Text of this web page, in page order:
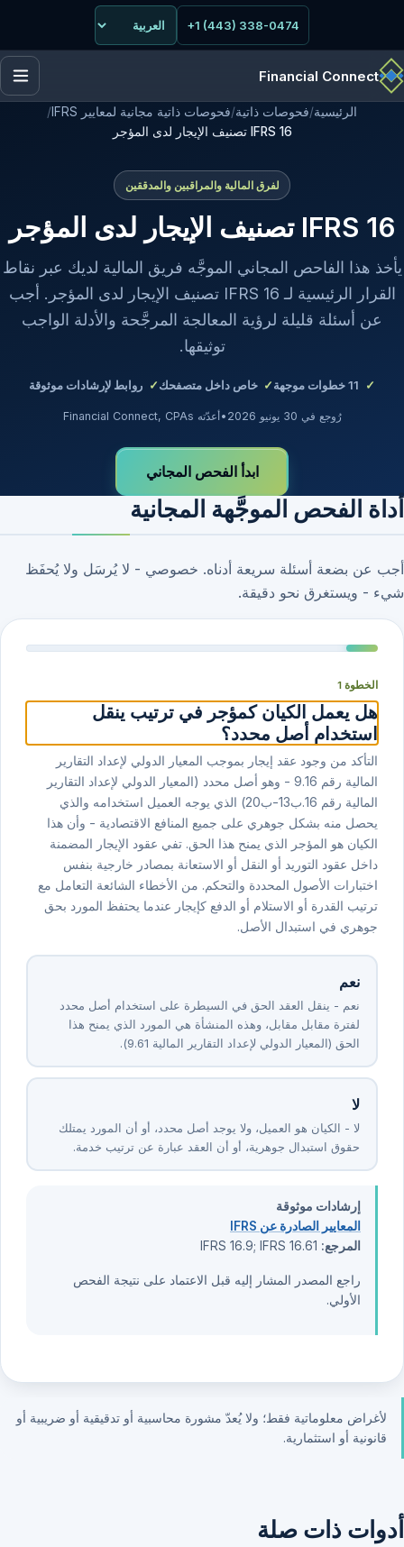
+1 (443) 338-0474
Financial Connect
الرئيسية/فحوصات ذاتية/فحوصات ذاتية مجانية لمعايير IFRS
/
IFRS 16 تصنيف الإيجار لدى المؤجر
لفرق المالية والمراقبين والمدققين
IFRS 16 تصنيف الإيجار لدى المؤجر
يأخذ هذا الفاحص المجاني الموجَّه فريق المالية لديك عبر نقاط
القرار الرئيسية لـ IFRS 16 تصنيف الإيجار لدى المؤجر. أجب
عن أسئلة قليلة لرؤية المعالجة المرجَّحة والأدلة الواجب
توثيقها.
11 خطوات موجهة خاص داخل متصفحك روابط لإرشادات موثوقة
رُوجع في 30 يونيو 2026 •أعدّته Financial Connect, CPAs
ابدأ الفحص المجاني
أداة الفحص الموجَّهة المجانية
أجب عن بضعة أسئلة سريعة أدناه. خصوصي - لا يُرسَل ولا يُحفَظ
شيء - ويستغرق نحو دقيقة.
الخطوة 1
هل يعمل الكيان كمؤجر في ترتيب ينقل
استخدام أصل محدد؟
التأكد من وجود عقد إيجار بموجب المعيار الدولي لإعداد التقارير
المالية رقم ⁦16⁩.⁦9⁩ - وهو أصل محدد (المعيار الدولي لإعداد التقارير
المالية رقم ⁦16⁩.ب⁦13⁩-ب⁦20⁩) الذي يوجه العميل استخدامه والذي
يحصل منه بشكل جوهري على جميع المنافع الاقتصادية - وأن هذا
الكيان هو المؤجر الذي يمنح هذا الحق. تفي عقود الإيجار المضمنة
داخل عقود التوريد أو النقل أو الاستعانة بمصادر خارجية بنفس
اختبارات الأصول المحددة والتحكم. من الأخطاء الشائعة التعامل مع
ترتيب القدرة أو الاستلام أو الدفع كإيجار عندما يحتفظ المورد بحق
جوهري في استبدال الأصل.
نعم
نعم - ينقل العقد الحق في السيطرة على استخدام أصل محدد
لفترة مقابل مقابل، وهذه المنشأة هي المورد الذي يمنح هذا
الحق (المعيار الدولي لإعداد التقارير المالية ⁦16⁩.⁦9⁩).
لا
لا - الكيان هو العميل، ولا يوجد أصل محدد، أو أن المورد يمتلك
حقوق استبدال جوهرية، أو أن العقد عبارة عن ترتيب خدمة.
إرشادات موثوقة
المعايير الصادرة عن IFRS
المرجع:
راجع المصدر المشار إليه قبل الاعتماد على نتيجة الفحص
الأولي.
لأغراض معلوماتية فقط؛ ولا يُعدّ مشورة محاسبية أو تدقيقية أو ضريبية أو
قانونية أو استثمارية.
أدوات ذات صلة